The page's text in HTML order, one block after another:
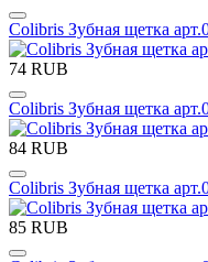
Colibris Зубная щетка
74 RUB
Colibris Зубная щетка
84 RUB
Colibris Зубная щетка
85 RUB